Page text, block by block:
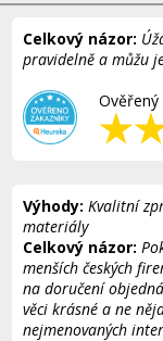
Celkový názor:
pravidelně a můžu
Ověřený
Výhody: Kvalitní
materiály
Celkový názor:
menších českých
na doručení
věci krásné a ne
nejmenovaných